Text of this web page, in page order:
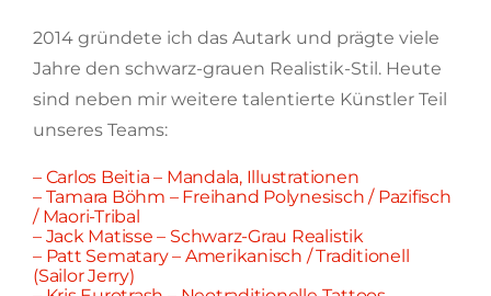
2014 gründete ich das Autark und prägte viele
Jahre den schwarz-grauen Realistik-Stil. Heute
sind neben mir weitere talentierte Künstler Teil
unseres Teams:
– Carlos Beitia – Mandala, Illustrationen
– Tamara Böhm – Freihand Polynesisch / Pazifisch
/ Maori-Tribal
– Jack Matisse – Schwarz-Grau Realistik
– Patt Sematary – Amerikanisch / Traditionell
(Sailor Jerry)